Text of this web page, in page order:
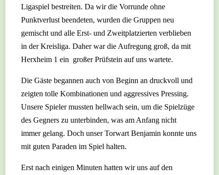
Ligaspiel bestreiten. Da wir die Vorrunde ohne
Punktverlust beendeten, wurden die Gruppen neu
gemischt und alle Erst- und Zweitplatzierten verblieben
in der Kreisliga. Daher war die Aufregung groß, da mit
Herxheim 1 ein großer Prüfstein auf uns wartete.
Die Gäste begannen auch von Beginn an druckvoll und
zeigten tolle Kombinationen und aggressives Pressing.
Unsere Spieler mussten hellwach sein, um die Spielzüge
des Gegners zu unterbinden, was am Anfang nicht
immer gelang. Doch unser Torwart Benjamin konnte uns
mit guten Paraden im Spiel halten.
Erst nach einigen Minuten hatten wir uns auf den